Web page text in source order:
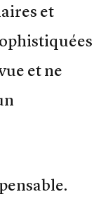
et
et ne